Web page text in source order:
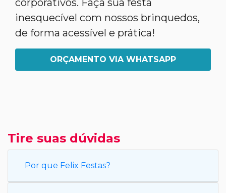
corporativos. Faça sua festa
inesquecível com nossos brinquedos,
de forma acessível e prática!
ORÇAMENTO VIA WHATSAPP
Tire suas dúvidas
Por que Felix Festas?